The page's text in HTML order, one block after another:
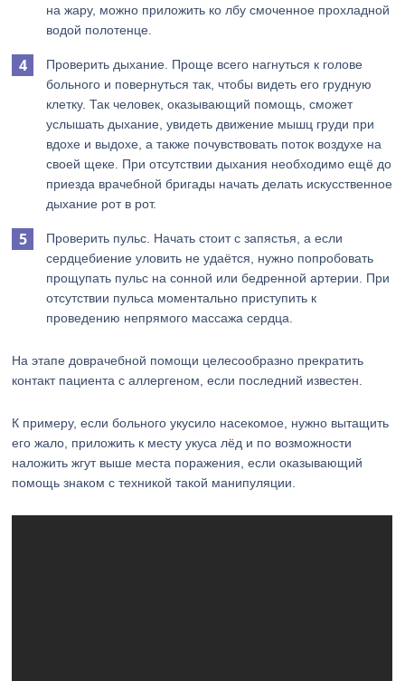
на жару, можно приложить ко лбу смоченное прохладной
водой полотенце.
Проверить дыхание. Проще всего нагнуться к голове
больного и повернуться так, чтобы видеть его грудную
клетку. Так человек, оказывающий помощь, сможет
услышать дыхание, увидеть движение мышц груди при
вдохе и выдохе, а также почувствовать поток воздухе на
своей щеке. При отсутствии дыхания необходимо ещё до
приезда врачебной бригады начать делать искусственное
дыхание рот в рот.
Проверить пульс. Начать стоит с запястья, а если
сердцебиение уловить не удаётся, нужно попробовать
прощупать пульс на сонной или бедренной артерии. При
отсутствии пульса моментально приступить к
проведению непрямого массажа сердца.
На этапе доврачебной помощи целесообразно прекратить
контакт пациента с аллергеном, если последний известен.
К примеру, если больного укусило насекомое, нужно вытащить
его жало, приложить к месту укуса лёд и по возможности
наложить жгут выше места поражения, если оказывающий
помощь знаком с техникой такой манипуляции.